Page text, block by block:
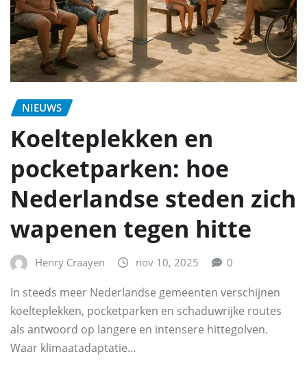
NIEUWS
Koelteplekken en
pocketparken: hoe
Nederlandse steden zich
wapenen tegen hitte
Henry Craayen nov 10, 2025 0
In steeds meer Nederlandse gemeenten verschijnen
koelteplekken, pocketparken en schaduwrijke routes
als antwoord op langere en intensere hittegolven.
Waar klimaatadaptatie…